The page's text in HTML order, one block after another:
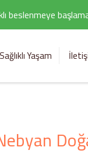
beslenmeye
Sağlıklı Yaşam